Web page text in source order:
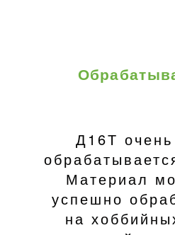
Д16Т
Материал
успешно
на